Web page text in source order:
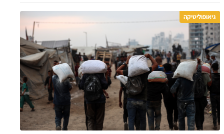
גיאופוליטיקה